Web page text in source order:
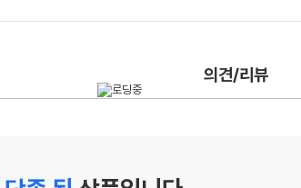
의견/리뷰